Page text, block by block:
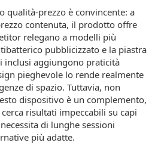
qualità-prezzo è convincente: a
contenuta, il prodotto offre
relegano a modelli più
pubblicizzato e la piastra
inclusi aggiungono praticità
pieghevole lo rende realmente
di spazio. Tuttavia, non
dispositivo è un complemento,
risultati impeccabili su capi
di lunghe sessioni
più adatte.